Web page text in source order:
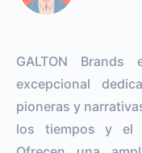
GALTON
excepcional
pioneras y
los tiempos y el